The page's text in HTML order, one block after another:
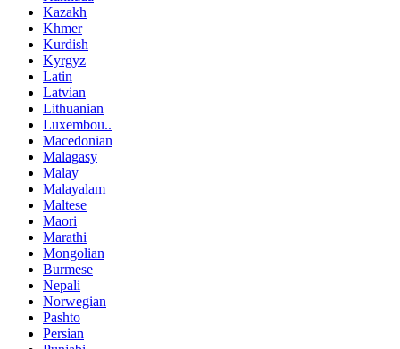
Kazakh
Khmer
Kurdish
Kyrgyz
Latin
Latvian
Lithuanian
Luxembou..
Macedonian
Malagasy
Malay
Malayalam
Maltese
Maori
Marathi
Mongolian
Burmese
Nepali
Norwegian
Pashto
Persian